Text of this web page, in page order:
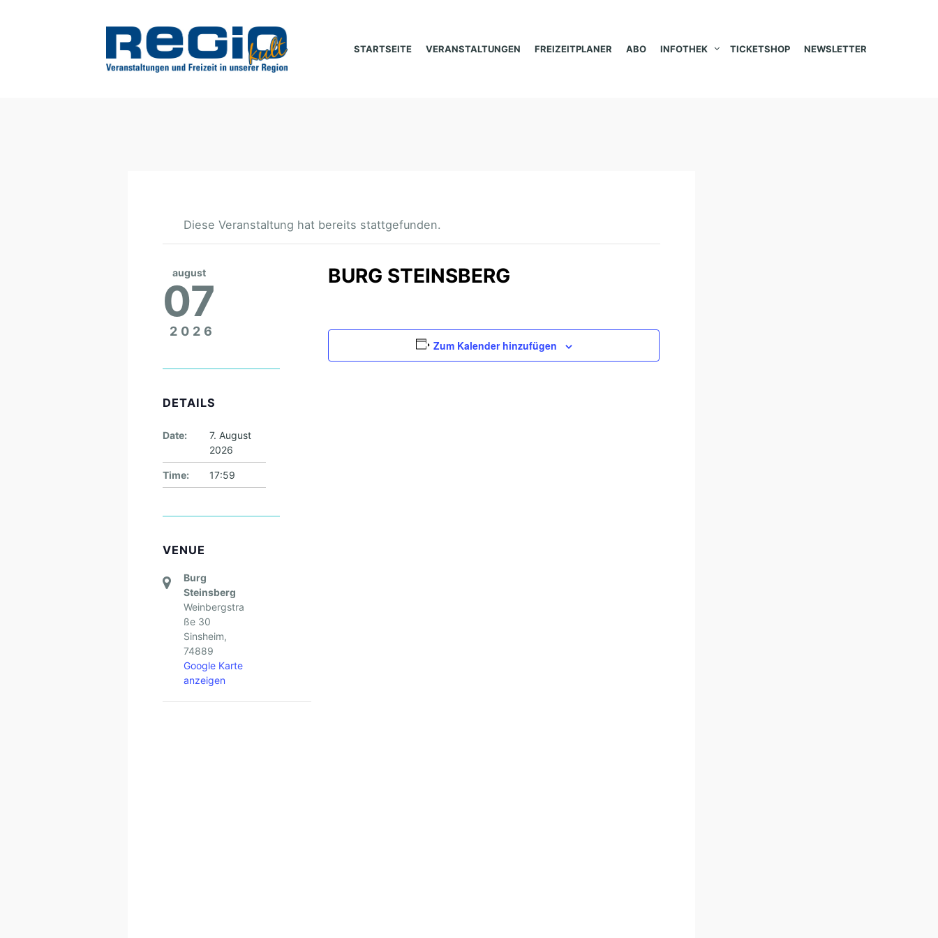
STARTSEITE VERANSTALTUNGEN FREIZEITPLANER ABO INFOTHEK TICKETSHOP NEWSLETTER
Diese Veranstaltung hat bereits stattgefunden.
BURG STEINSBERG
Zum Kalender hinzufügen
august
07
2026
DETAILS
Date:
7. August
2026
Time: 17:59
VENUE
Burg
Steinsberg
Weinbergstra
ße 30
Sinsheim,
74889
Google Karte
anzeigen